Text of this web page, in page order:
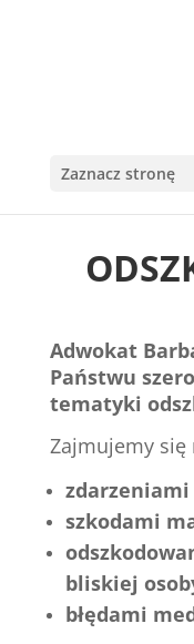
Zaznacz stronę
Adwokat
Państwu
tematyki
Zajmujemy
szkodami
bliskiej
błędami